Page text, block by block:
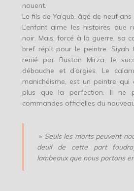
nouent.
Le fils de Ya’qub, âgé de neuf
L’enfant aime les histoires que
noir. Mais, forcé à la guerre, sa
bref répit pour le peintre. Siyah
renié par Rustan Mirza, le
débauche et d’orgies. Le
manichéisme, est un peintre qui
plus que la perfection. Il ne
commandes officielles du
» Seuls les morts peuvent
deuil de cette part
lambeaux que nous portons